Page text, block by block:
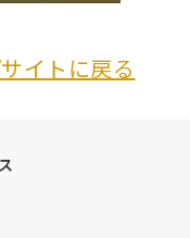
イトに戻る